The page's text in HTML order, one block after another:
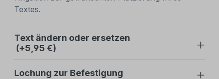
Textes.
Text ändern oder ersetzen
(+5,95 €)
Lochung zur Befestigung